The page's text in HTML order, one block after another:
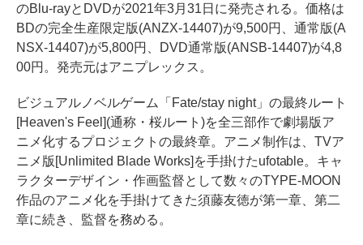
のBlu-rayとDVDが2021年3月31日に発売される。価格は
BDの完全生産限定版(ANZX-14407)が9,500円、通常版(A
NSX-14407)が5,800円、DVD通常版(ANSB-14407)が4,8
00円。発売元はアニプレックス。
ビジュアルノベルゲーム「Fate/stay night」の最終ルート
[Heaven's Feel](通称・桜ルート)を全三部作で劇場版ア
ニメ化するプロジェクトの最終章。アニメ制作は、TVア
ニメ版[Unlimited Blade Works]を手掛けたufotable。キャ
ラクターデザイン・作画監督として数々のTYPE-MOON
作品のアニメ化を手掛けてきた須藤友徳が第一章、第二
章に続き、監督を務める。